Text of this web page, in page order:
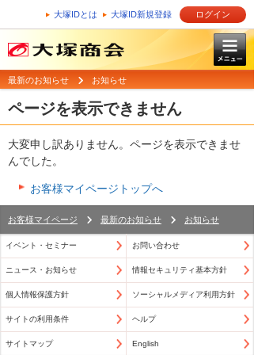
大塚IDとは 大塚ID新規登録 ログイン
最新のお知らせ お知らせ
ページを表示できません
大変申し訳ありません。ページを表示できませ
んでした。
お客様マイページトップへ
お客様マイページ 最新のお知らせ お知らせ
イベント・セミナー お問い合わせ
ニュース・お知らせ 情報セキュリティ基本方針
個人情報保護方針 ソーシャルメディア利用方針
サイトの利用条件 ヘルプ
サイトマップ English